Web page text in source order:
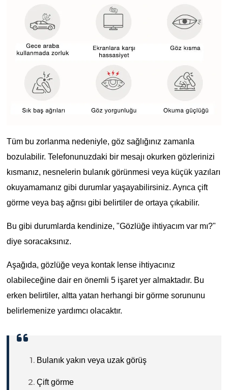
Tüm bu zorlanma nedeniyle, göz sağlığınız zamanla
bozulabilir. Telefonunuzdaki bir mesajı okurken gözlerinizi
kısmanız, nesnelerin bulanık görünmesi veya küçük yazıları
okuyamamanız gibi durumlar yaşayabilirsiniz. Ayrıca çift
görme veya baş ağrısı gibi belirtiler de ortaya çıkabilir.
Bu gibi durumlarda kendinize, "Gözlüğe ihtiyacım var mı?"
diye soracaksınız.
Aşağıda, gözlüğe veya kontak lense ihtiyacınız
olabileceğine dair en önemli 5 işaret yer almaktadır. Bu
erken belirtiler, altta yatan herhangi bir görme sorununu
belirlemenize yardımcı olacaktır.
Bulanık yakın veya uzak görüş
Çift görme